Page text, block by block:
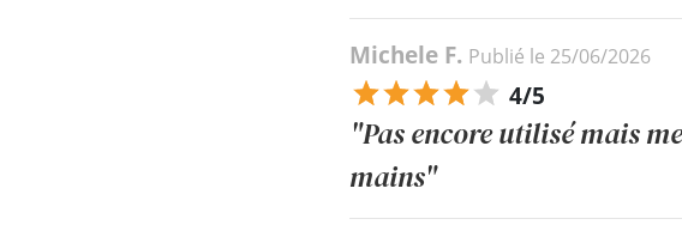
Michele F. Publié le 25/06/2026
4/5
"Pas encore utilisé mais
mains"